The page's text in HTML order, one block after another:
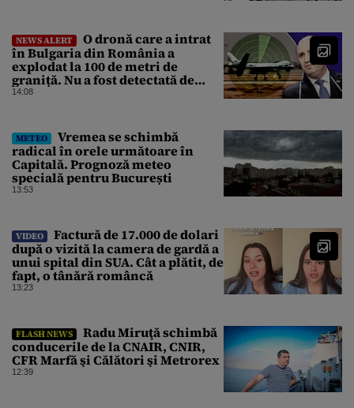
NEWS ALERT
O dronă care a intrat
în Bulgaria din România a
explodat la 100 de metri de
graniță. Nu a fost detectată de
radare. Reacția MApN
14:08
METEO
Vremea se schimbă
radical în orele următoare în
Capitală. Prognoză meteo
specială pentru București
13:53
VIDEO
Factură de 17.000 de dolari
după o vizită la camera de gardă a
unui spital din SUA. Cât a plătit, de
fapt, o tânără româncă
13:23
FLASH NEWS
Radu Miruţă schimbă
conducerile de la CNAIR, CNIR,
CFR Marfă şi Călători şi Metrorex
12:39